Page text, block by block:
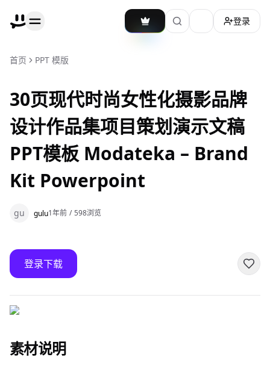
加载主题切换
登录
首页 PPT 模版
30页现代时尚女性化摄影品牌
设计作品集项目策划演示文稿
PPT模板 Modateka – Brand
Kit Powerpoint
gu gulu1年前 / 598浏览
登录下载
素材说明